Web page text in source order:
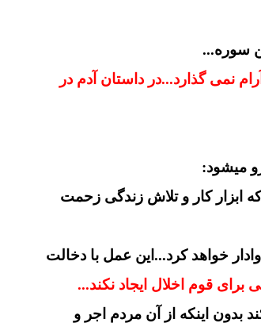
سوره...
نمی گذارد...در داستان آدم در
کار و تلاش زندگی زحمت
خواهد کرد...این عمل با دخالت
قوم اخلال ایجاد نکند...
بدون اینکه از آن مردم اجر و